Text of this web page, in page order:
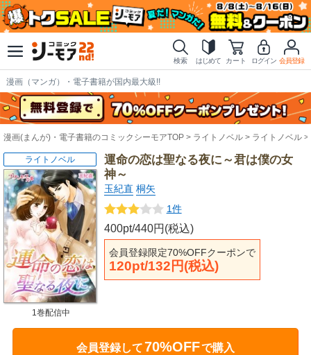
検索 はじめて カート ログイン 会員登録
漫画（マンガ）・電子書籍が国内最大級!!
漫画(まんが)・電子書籍のコミックシーモアTOP ライトノベル ライトノベル
運命の恋は聖なる夜に～君は僕の女
神～
玉紀直 桐矢
1件
400pt/440円(税込)
会員登録限定70%OFFクーポンで
120pt/132円(税込)
ライトノベル
1巻配信中
会員登録して70%OFFで購入